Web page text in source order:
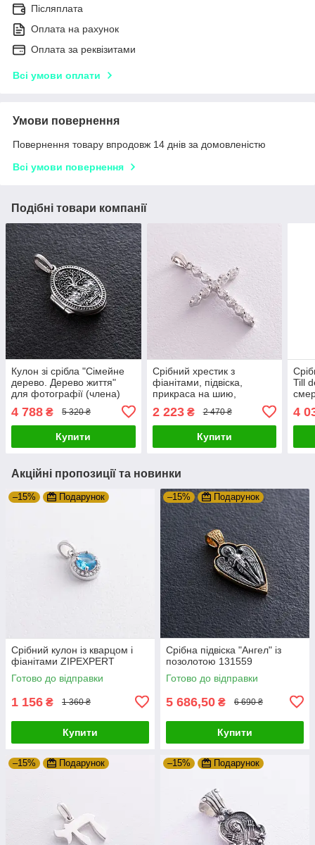
Післяплата
Оплата на рахунок
Оплата за реквізитами
Всі умови оплати
Умови повернення
Повернення товару впродовж 14 днів за домовленістю
Всі умови повернення
Подібні товари компанії
Кулон зі срібла "Сімейне
дерево. Дерево життя"
для фотографії (члена)
7345. Код: 7345. Zipexpert
ZIPEXPERT
4 788 ₴ 5 320 ₴
Купити
Срібний хрестик з
фіанітами, підвіска,
прикраса на шию,
2 223₴ 2 470 ₴
Купити
Till
4
Акційні пропозиції та новинки
–15% Подарунок
Срібний кулон із кварцом і
фіанітами ZIPEXPERT
Готово до відправки
1 156 ₴ 1 360 ₴
Купити
–15% Подарунок
Срібна підвіска "Ангел" із
позолотою 131559
Готово до відправки
5 686,50 ₴ 6 690 ₴
Купити
–15% Подарунок –15% Подарунок